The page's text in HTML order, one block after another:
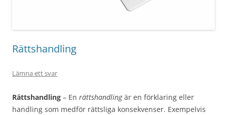
Rättshandling
Lämna ett svar
Rättshandling – En rättshandlingär en förklaring eller
handling som medför rättsliga konsekvenser. Exempelvis